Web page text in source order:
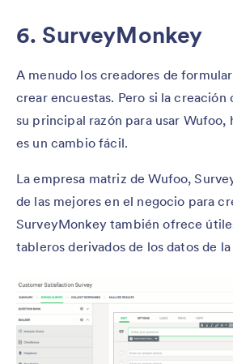
6. SurveyMonkey
A menudo los creadores de
crear encuestas. Pero si la creación
su principal razón para usar Wufoo,
es un cambio fácil.
La empresa matriz de Wufoo,
de las mejores en el negocio para
SurveyMonkey también ofrece
tableros derivados de los datos de